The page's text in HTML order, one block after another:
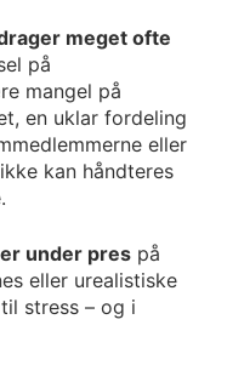
meget ofte
på
mangel på
en uklar fordeling
eller
kan håndteres
under pres på
eller urealistiske
stress – og i